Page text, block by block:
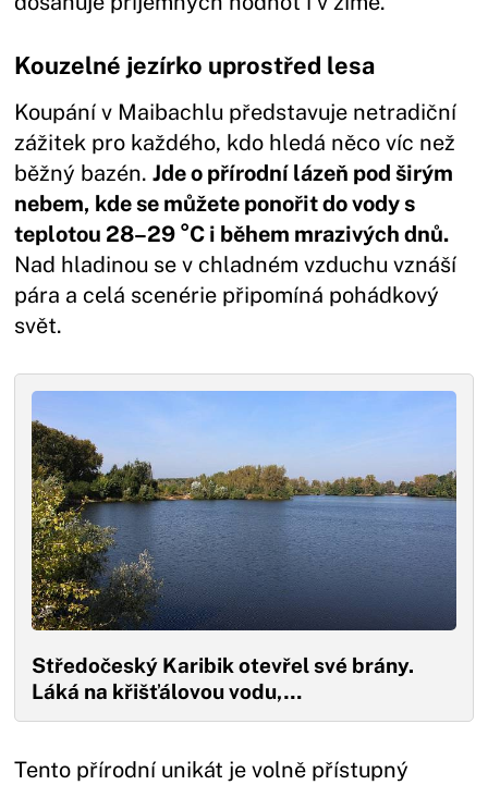
Kouzelné jezírko uprostřed lesa
Koupání v Maibachlu představuje netradiční
zážitek pro každého, kdo hledá něco víc než
běžný bazén.Jde o přírodní lázeň pod širým
nebem, kde se můžete ponořit do vody s
teplotou 28–29 °C i během mrazivých dnů.
Nad hladinou se v chladném vzduchu vznáší
pára a celá scenérie připomíná pohádkový
svět.
Středočeský Karibik otevřel své brány.
Láká na křišťálovou vodu,…
Tento přírodní unikát je volně přístupný